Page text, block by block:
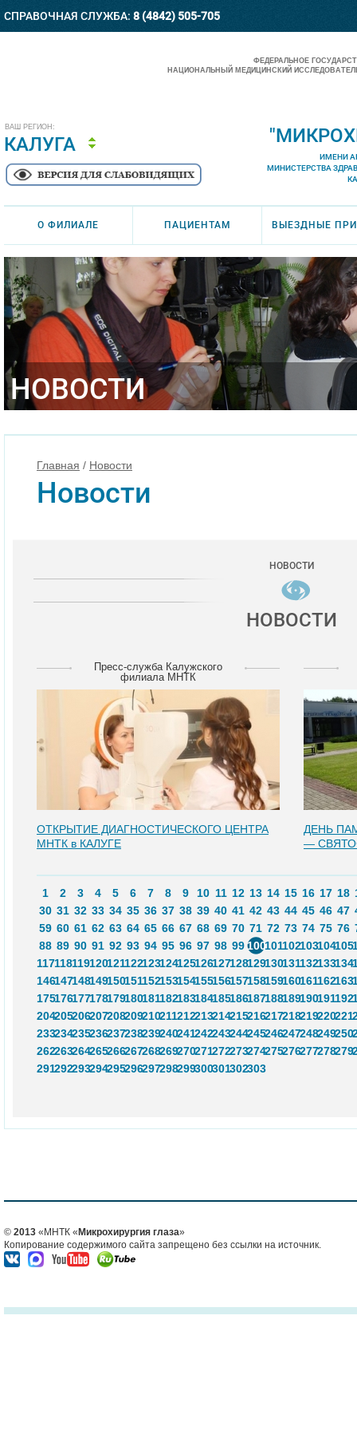
СПРАВОЧНАЯ СЛУЖБА: 8 (4842) 505-705
ВАШ РЕГИОН:
КАЛУГА
ФЕДЕРАЛЬНОЕ
НАЦИОНАЛЬНЫЙ МЕДИЦИНСКИЙ
ИМЕНИ
МИНИСТЕРСТВА
О ФИЛИАЛЕ ПАЦИЕНТАМ ВЫЕЗДНЫЕ
НОВОСТИ
Главная / Новости
Новости
НОВОСТИ
НОВОСТИ
Пресс-служба Калужского
филиала МНТК
ОТКРЫТИЕ ДИАГНОСТИЧЕСКОГО ЦЕНТРА
МНТК в КАЛУГЕ
ДЕНЬ
—
1 2 3 4 5 6 7 8 9 10 11 12 13 14 15 16 17 18
30 31 32 33 34 35 36 37 38 39 40 41 42 43 44 45 46 47
59 60 61 62 63 64 65 66 67 68 69 70 71 72 73 74 75 76
88 89 90 91 92 93 94 95 96 97 98 99100101102103104105
117118119120121122123124125126127128129130131132133134
146147148149150151152153154155156157158159160161162163
175176177178179180181182183184185186187188189190191192
204205206207208209210211212213214215216217218219220221
233234235236237238239240241242243244245246247248249250
262263264265266267268269270271272273274275276277278279
291292293294295296297298299300301302303
© 2013 «МНТК « Микрохирургия глаза»
Копирование содержимого сайта запрещено без ссылки на источник.